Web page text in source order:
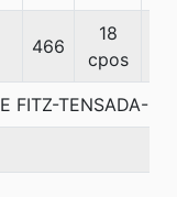
466
18
cpos
FITZ-TENSADA-